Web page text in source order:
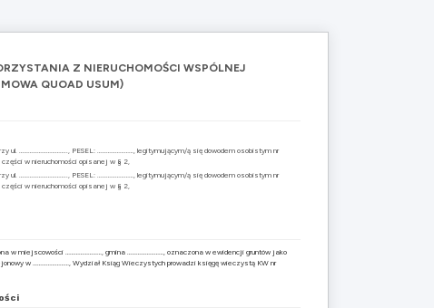
Z NIERUCHOMOŚCI WSPÓLNEJ
QUOAD USUM)
ul. ………………………….., PESEL: ……………………, legitymującym/ą się dowodem osobistym nr
w nieruchomości opisanej w § 2,
ul. ………………………….., PESEL: ……………………, legitymującym/ą się dowodem osobistym nr
w nieruchomości opisanej w § 2,
w miejscowości ……………………, gmina ……………………, oznaczona w ewidencji gruntów jako
w ……………………, Wydział Ksiąg Wieczystych prowadzi księgę wieczystą KW nr